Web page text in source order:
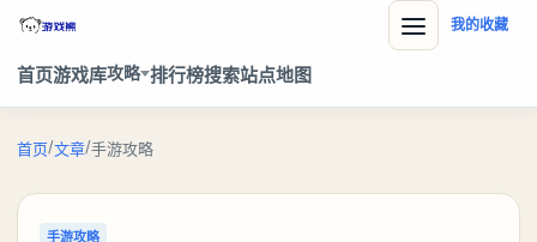
首页游戏库攻略 排行榜搜索站点地图
我的收藏
首页/文章/手游攻略
手游攻略